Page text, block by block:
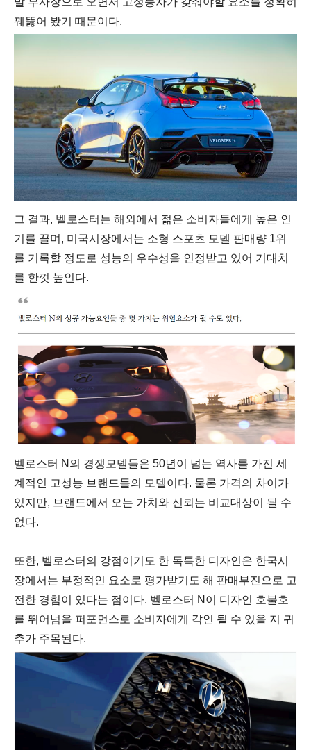
꿰뚫어 봤기 때문이다.
그 결과, 벨로스터는 해외에서 젊은 소비자들에게 높은 인
기를 끌며, 미국시장에서는 소형 스포츠 모델 판매량 1위
를 기록할 정도로 성능의 우수성을 인정받고 있어 기대치
를 한껏 높인다.
벨로스터 N의 경쟁모델들은 50년이 넘는 역사를 가진 세
계적인 고성능 브랜드들의 모델이다. 물론 가격의 차이가
있지만, 브랜드에서 오는 가치와 신뢰는 비교대상이 될 수
없다.
또한, 벨로스터의 강점이기도 한 독특한 디자인은 한국시
장에서는 부정적인 요소로 평가받기도 해 판매부진으로 고
전한 경험이 있다는 점이다. 벨로스터 N이 디자인 호불호
를 뛰어넘을 퍼포먼스로 소비자에게 각인 될 수 있을 지 귀
추가 주목된다.